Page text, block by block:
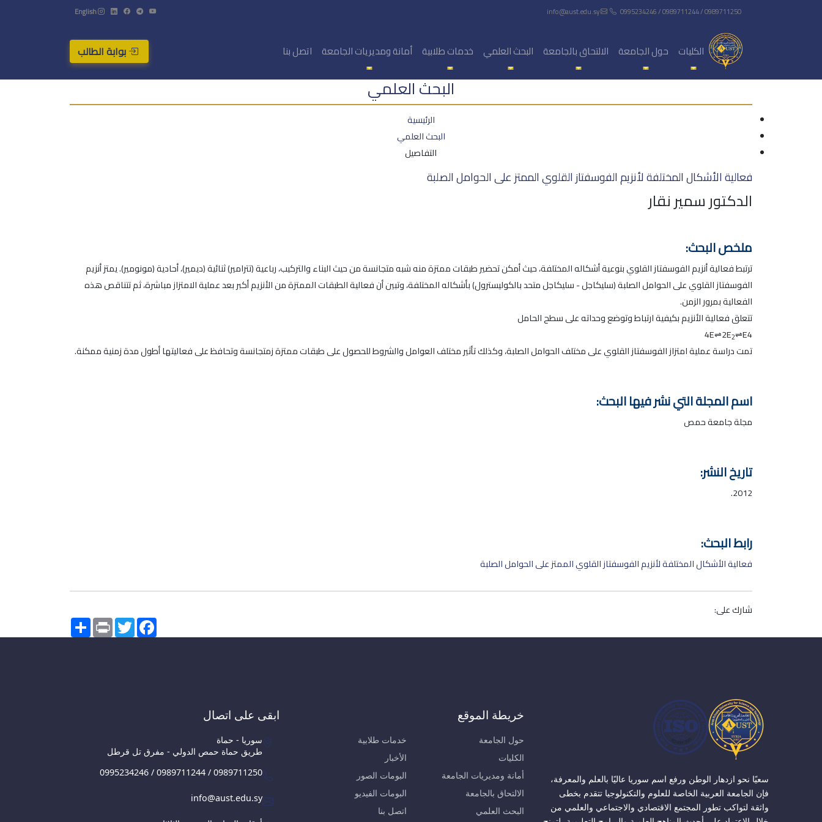
0995234246 / 0989711244 / 0989711250
English
الكليات حول الجامعة الالتحاق بالجامعة البحث العلمي خدمات طلابية أمانة ومديريات الجامعة اتصل بنا بوابة الطالب
البحث العلمي
الرئيسية
البحث العلمي
التفاصيل
فعالية الأشكال المختلفة لأنزيم الفوسفتاز القلوي الممتز على الحوامل الصلبة
الدكتور سمير نقار
ملخص البحث:
ترتبط فعالية أنزيم الفوسفتاز القلوي بنوعية أشكاله المختلفة، حيث أمكن تحضير طبقات ممتزة منه شبه متجانسة من حيث البناء والتركيب، رباعية (تترامير) ثنائية (ديمير)، أحادية (مونومير). يمتز أنزيم
الفوسفتاز القلوي على الحوامل الصلبة (سليكاجل - سليكاجل متحد بالكوليسترول) بأشكاله المختلفة، وتبين أن فعالية الطبقات الممتزة من الأنزيم أكبر بعد عملية الامتزاز مباشرة، ثم تتناقص هذه
الفعالية بمرور الزمن.
تتعلق فعالية الأنزيم بكيفية ارتباط وتوضع وحداته على سطح الحامل
4E⇌2E2⇌E4
تمت دراسة عملية امتزاز الفوسفتاز القلوي على مختلف الحوامل الصلبة، وكذلك تأثير مختلف العوامل والشروط للحصول على طبقات ممتزة زمتجانسة وتحافظ على فعاليتها أطول مدة زمنية ممكنة.
اسم المجلة التي نشر فيها البحث:
مجلة جامعة حمص
تاريخ النشر:
2012.
رابط البحث:
فعالية الأشكال المختلفة لأنزيم الفوسفتاز القلوي الممتز على الحوامل الصلبة
شارك على:
Share PrintTwitterFacebook
سعيًا نحو ازدهار الوطن ورفع اسم سوريا عاليًا بالعلم والمعرفة،
فإن الجامعة العربية الخاصة للعلوم والتكنولوجيا تتقدم بخطى
واثقة لتواكب تطور المجتمع الاقتصادي والاجتماعي والعلمي من
خريطة الموقع
حول الجامعة
الكليات
أمانة ومديريات الجامعة
الالتحاق بالجامعة
البحث العلمي
خدمات طلابية
الأخبار
البومات الصور
البومات الفيديو
اتصل بنا
ابقى على اتصال
سوريا - حماة
طريق حماة حمص الدولي - مفرق تل قرطل
0995234246 / 0989711244 / 0989711250
info@aust.edu.sy